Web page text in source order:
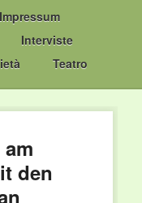
Interviste
Teatro
den